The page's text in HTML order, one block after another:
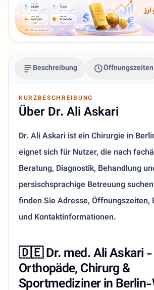
Beschreibung Öffnungszeiten
KURZBESCHREIBUNG
Über Dr. Ali Askari
Dr. Ali Askari ist ein Chirurgie in
eignet sich für Nutzer, die nach
Beratung, Diagnostik, Behandlung
persischsprachige Betreuung
finden Sie Adresse, Öffnungszeiten,
und Kontaktinformationen.
🇩🇪Dr. med. Ali Askari -
Orthopäde, Chirurg &
Sportmediziner in